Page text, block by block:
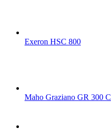
Exeron HSC 800
Maho Graziano GR 300 C